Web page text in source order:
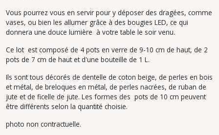
Vous pourrez vous en servir pour y déposer des dragées, comme
vases, ou bien les allumer grâce à des bougies LED, ce qui
donnera une douce lumière à votre table le soir venu.
Ce lot est composé de 4 pots en verre de 9-10 cm de haut, de 2
pots de 7 cm de haut et d'une bouteille de 1 L.
Ils sont tous décorés de dentelle de coton beige, de perles en bois
et métal, de breloques en métal, de perles nacrées, de ruban de
jute et de ficelle de jute. Les formes des pots de 10 cm peuvent
être différents selon la quantité choisie.
photo non contractuelle.